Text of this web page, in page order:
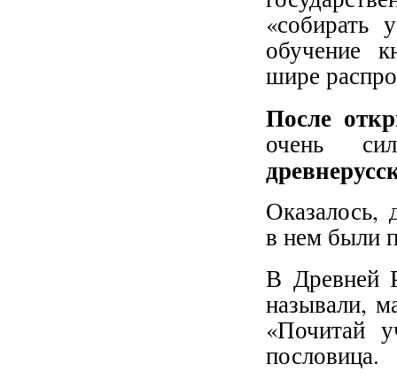
обучение
шире
После
очень
Оказалось,
в нем были
В Древней
называли,
«Почитай
пословица.